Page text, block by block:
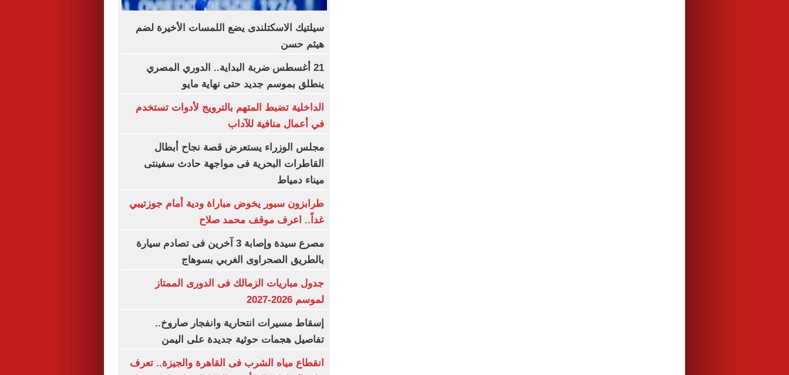
سيلتيك الاسكتلندى يضع اللمسات الأخيرة لضم
هيثم حسن
21 أغسطس ضربة البداية.. الدوري المصري
ينطلق بموسم جديد حتى نهاية مايو
الداخلية تضبط المتهم بالترويج لأدوات تستخدم
في أعمال منافية للآداب
مجلس الوزراء يستعرض قصة نجاح أبطال
القاطرات البحرية فى مواجهة حادث سفينتى
ميناء دمياط
طرابزون سبور يخوض مباراة ودية أمام جوزتيبي
غداً.. اعرف موقف محمد صلاح
مصرع سيدة وإصابة 3 آخرين فى تصادم سيارة
بالطريق الصحراوى الغربي بسوهاج
جدول مباريات الزمالك فى الدورى الممتاز
لموسم 2026-2027
إسقاط مسيرات انتحارية وانفجار صاروخ..
تفاصيل هجمات حوثية جديدة على اليمن
انقطاع مياه الشرب فى القاهرة والجيزة.. تعرف